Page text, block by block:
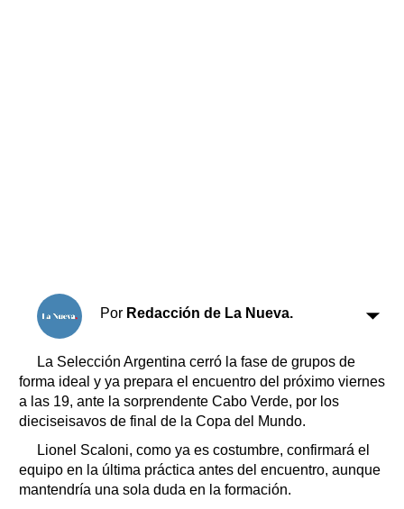
Por Redacción de La Nueva.
La Selección Argentina cerró la fase de grupos de
forma ideal y ya prepara el encuentro del próximo viernes
a las 19, ante la sorprendente Cabo Verde, por los
dieciseisavos de final de la Copa del Mundo.
Lionel Scaloni, como ya es costumbre, confirmará el
equipo en la última práctica antes del encuentro, aunque
mantendría una sola duda en la formación.